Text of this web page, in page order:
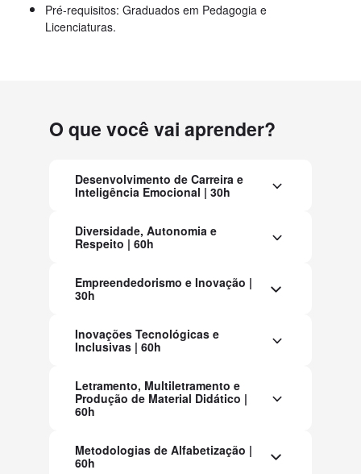
Pré-requisitos: Graduados em Pedagogia e
Licenciaturas.
O que você vai aprender?
Desenvolvimento de Carreira e
Inteligência Emocional | 30h
Diversidade, Autonomia e
Respeito | 60h
Empreendedorismo e Inovação |
30h
Inovações Tecnológicas e
Inclusivas | 60h
Letramento, Multiletramento e
Produção de Material Didático |
60h
Metodologias de Alfabetização |
60h